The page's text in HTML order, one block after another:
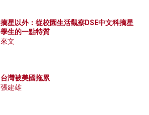
摘星以外：從校園生活觀察DSE中文科摘星
學生的一點特質
來文
台灣被美國拖累
張建雄